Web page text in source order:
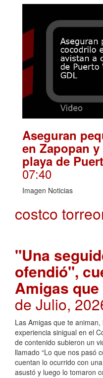
Aseguran
en Zapopan
playa de
07:40
Imagen Noticias
costco
"Una
ofendió",
Amigas
de Julio,
Las Amigas que te
experiencia sinigual en el
de contenido subieron un
llamado “Lo que nos pasó
cuentan lo ocurrido con
asustó y luego lo tomaron